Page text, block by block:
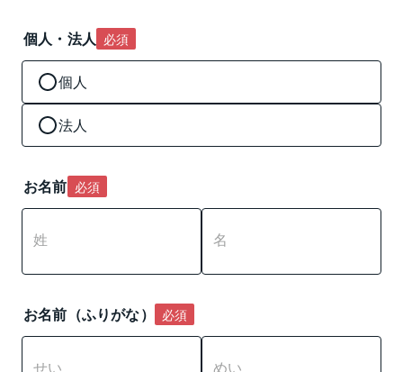
個人・法人 必須
個人
法人
お名前 必須
お名前（ふりがな） 必須